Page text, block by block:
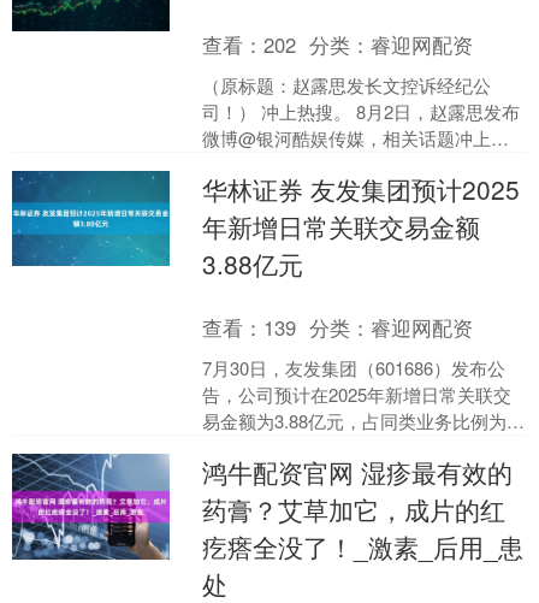
查看：202 分类：睿迎网配资
（原标题：赵露思发长文控诉经纪公
司！） 冲上热搜。 8月2日，赵露思发布
微博@银河酷娱传媒，相关话题冲上热
月9日出生于....
华林证券 友发集团预计2025
年新增日常关联交易金额
3.88亿元
查看： 139 分类：睿迎网配资
7月30日，友发集团（601686）发布公
告，公司预计在2025年新增日常关联交
易金额为3.88亿元，占同类业务比例为
一....
鸿牛配资官网 湿疹最有效的
药膏？艾草加它，成片的红
疙瘩全没了！_激素_后用_患
处